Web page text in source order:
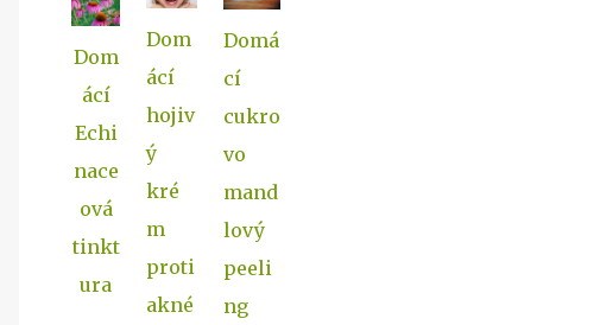
Dom
ácí
Echi
nace
ová
tinkt
ura
Dom
ácí
hojiv
ý
kré
m
proti
akné
Domá
cí
cukro
vo
mand
lový
peeli
ng